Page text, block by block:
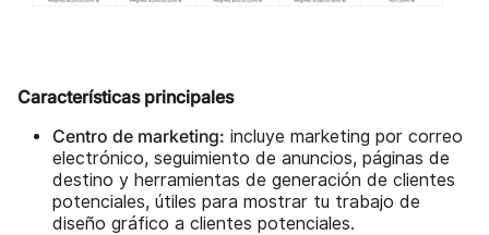
Características principales
Centro de marketing: incluye marketing por correo
electrónico, seguimiento de anuncios, páginas de
destino y herramientas de generación de clientes
potenciales, útiles para mostrar tu trabajo de
diseño gráfico a clientes potenciales.